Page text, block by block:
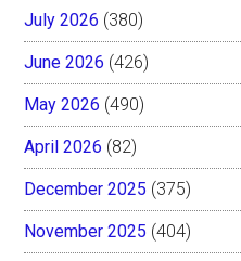
July 2026 (380)
June 2026 (426)
May 2026 (490)
April 2026 (82)
December 2025 (375)
November 2025 (404)